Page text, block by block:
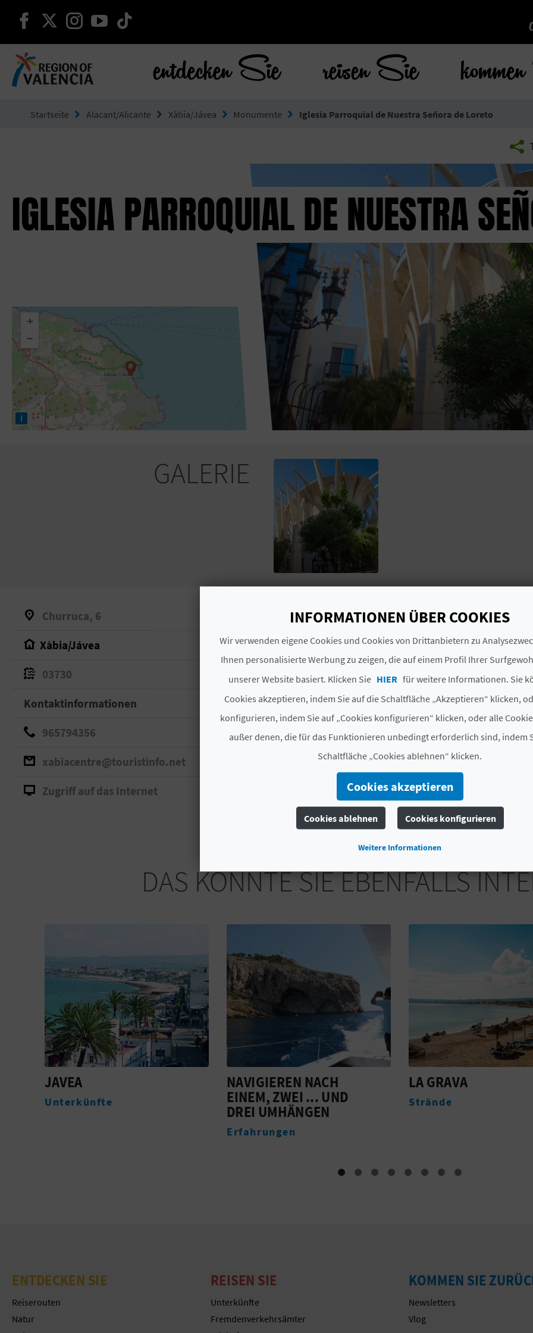
weiter auf facebook
weiter auf twitter
weiter auf instagram
weiter auf youtube
entdecken Sie reisen Sie
Startseite Alacant/Alicante Xàbia/Jávea Monumente Iglesia Parroquial de Nuestra Señora de Loreto
IGLESIA PARROQUIAL DE NUESTRA
+
−
i
GALERIE
Churruca, 6
Xàbia/Jávea
03730
Kontaktinformationen
965794356
xabiacentre@touristinfo.net
Zugriff auf das Internet
Sie gilt als eine der drei best gebauten modernen
und der von Brasilia. Die Kirche hat einen ovalen
aus Zement und Eisen gebaut ist.
MEHR INFORMATIONEN
Zeitplan Horario de culto
DAS KÖNNTE SIE EBENFALLS
NAVIGIEREN NACH
EINEM, ZWEI ... UND
DREI UMHÄNGEN
LA GRAVA
Strände
TOURIST INFO XÀBIA -
PORT
ENTDECKEN SIE
Reiserouten
Natur
REISEN SIE
Unterkünfte
Fremdenverkehrsämter
KOMMEN SIE
Newsletters
Vlog
INFORMATIONEN ÜBER COOKIES
Wir verwenden eigene Cookies und Cookies von Drittanbietern zu
Ihnen personalisierte Werbung zu zeigen, die auf einem Profil Ihrer
unserer Website basiert. Klicken Sie HIER für weitere Informationen. Sie
Cookies akzeptieren, indem Sie auf die Schaltfläche „Akzeptieren“ klicken,
konfigurieren, indem Sie auf „Cookies konfigurieren“ klicken, oder alle
außer denen, die für das Funktionieren unbedingt erforderlich sind, indem
Schaltfläche „Cookies ablehnen“ klicken.
Cookies akzeptieren
Cookies ablehnen Cookies konfigurieren
Weitere Informationen